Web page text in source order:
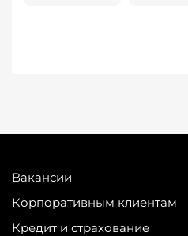
Вакансии
Корпоративным клиентам
Кредит и страхование